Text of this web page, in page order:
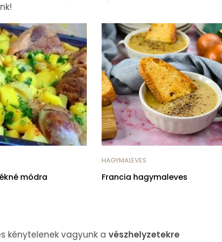
módra
HAGYMALEVES
Francia hagymaleves
kénytelenek vagyunk a vészhelyzetekre